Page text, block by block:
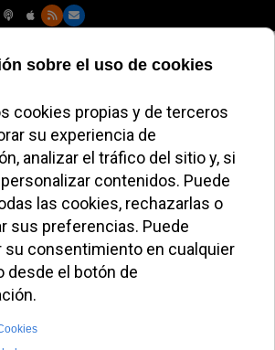
para la
el tema de
Mundial